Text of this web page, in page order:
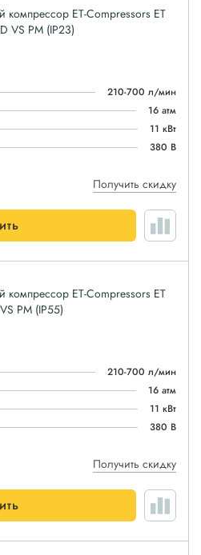
компрессор ET-Compressors ET
VS PM (IP23)
210-700 л/мин
16 атм
11 кВт
380 В
Получить скидку
компрессор ET-Compressors ET
PM (IP55)
210-700 л/мин
16 атм
11 кВт
380 В
Получить скидку